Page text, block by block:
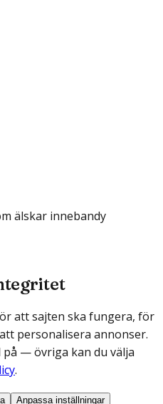
älskar innebandy
att sajten ska fungera, för
personalisera annonser.
på — övriga kan du välja
.
Anpassa inställningar